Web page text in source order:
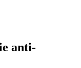
anti-